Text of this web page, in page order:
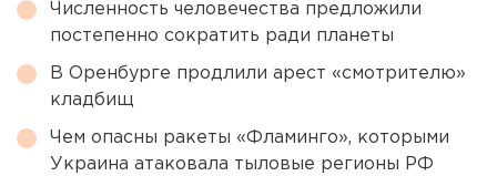
Численность человечества предложили
постепенно сократить ради планеты
В Оренбурге продлили арест «смотрителю»
кладбищ
Чем опасны ракеты «Фламинго», которыми
Украина атаковала тыловые регионы РФ